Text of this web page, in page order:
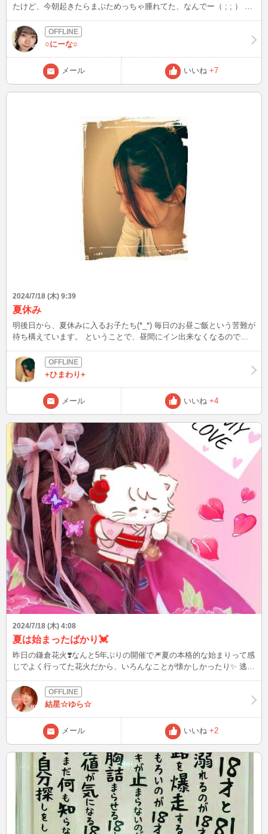
たけど、今朝起きたらまぶためっちゃ腫れてた、なんでー（ ; ; ） こ
○にーな○
メール いいね +7
2024/7/18 (木) 9:39
夏休み
明後日から、夏休みに入るお子たち(*_*) 毎日のお昼ご飯という苦難が
待ち構えています。 ということで、昼間にイン出来なくなるので、
+ひまわり+
メール いいね +4
2024/7/18 (木) 4:08
夏は始まったばかり💓
昨日の鎌倉花火❣️なんと5年ぶりの開催で🎆夏の本格的な始まりって感
じでよく行ってた花火だから、いろんなことが懐かしかったり✨ 逃げ
ぎて目に焼き付いて、胸いっぱい💗 ねぇ、次の花火はどこ行く❓️ 浴衣
着るのもすごく楽しみなの、あなたに、今日も可愛いねって言われた
くて(♡ᴗ͈ˬᴗ͈)⸝
結星☆ゆら☆
メール いいね +2